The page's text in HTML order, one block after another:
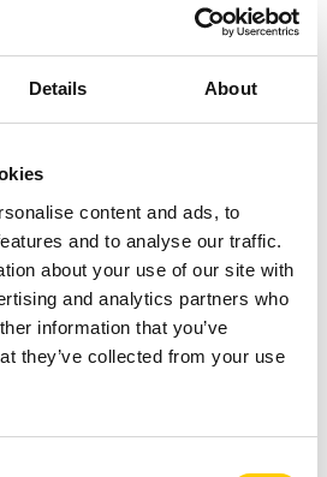
Details About
content and ads, to
and to analyse our traffic.
about your use of our site with
and analytics partners who
information that you’ve
they’ve collected from your use
automatycznie
podstawie tych
informacji system
może również
skierować wagon do
odpowiednich drzwi
materiałów.